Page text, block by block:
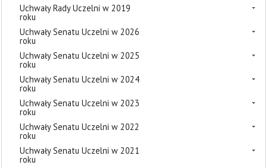
Uchwały Rady Uczelni w 2019
roku
Uchwały Senatu Uczelni w 2026
roku
Uchwały Senatu Uczelni w 2025
roku
Uchwały Senatu Uczelni w 2024
roku
Uchwały Senatu Uczelni w 2023
roku
Uchwały Senatu Uczelni w 2022
roku
Uchwały Senatu Uczelni w 2021
roku